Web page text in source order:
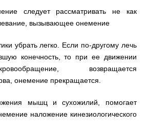
следует рассматривать не как
вызывающее онемение
убрать легко. Если по-другому лечь
конечность, то при ее движении
возвращается
онемение прекращается.
мышц и сухожилий, помогает
наложение кинезиологического